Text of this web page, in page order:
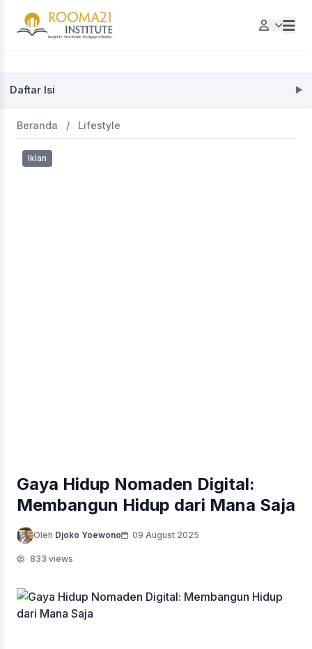
Daftar Isi
Beranda / Lifestyle
Iklan
Gaya Hidup Nomaden Digital:
Membangun Hidup dari Mana Saja
Oleh Djoko Yoewono 09 August 2025
833 views